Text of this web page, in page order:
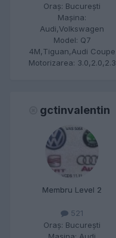
Oraş: Bucureşti
Maşina:
Audi,Volkswagen
Model: Q7
4M,Tiguan,Audi Coupe
Motorizarea: 3.0,2.0,2.3
gctinvalentin
Membru Level 2
521
Oraş: Bucureşti
Maşina: Audi